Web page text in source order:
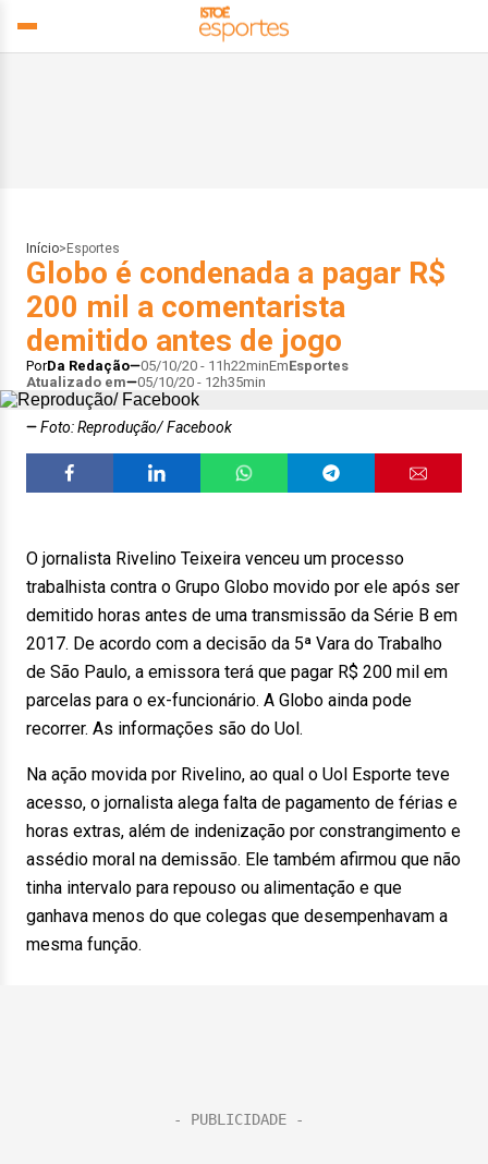
Início> Esportes
Globo é condenada a pagar R$
200 mil a comentarista
demitido antes de jogo
PorDa Redação 05/10/20 - 11h22minEmEsportes
Atualizado em
05/10/20 - 12h35min
Foto: Reprodução/ Facebook
O jornalista Rivelino Teixeira venceu um processo
trabalhista contra o Grupo Globo movido por ele após ser
demitido horas antes de uma transmissão da Série B em
2017. De acordo com a decisão da 5ª Vara do Trabalho
de São Paulo, a emissora terá que pagar R$ 200 mil em
parcelas para o ex-funcionário. A Globo ainda pode
recorrer. As informações são do Uol.
Na ação movida por Rivelino, ao qual o Uol Esporte teve
acesso, o jornalista alega falta de pagamento de férias e
horas extras, além de indenização por constrangimento e
assédio moral na demissão. Ele também afirmou que não
tinha intervalo para repouso ou alimentação e que
ganhava menos do que colegas que desempenhavam a
mesma função.